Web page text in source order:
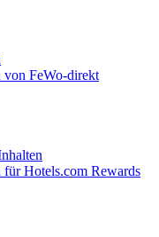
von FeWo-direkt
für Hotels.com Rewards